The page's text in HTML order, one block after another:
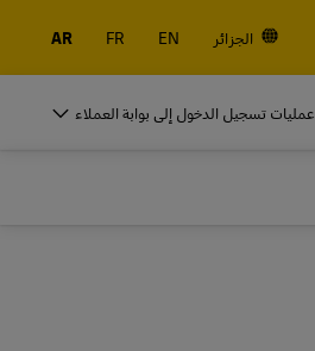
الجزائر EN
FR
AR
عمليات تسجيل الدخول إلى بوابة العملاء